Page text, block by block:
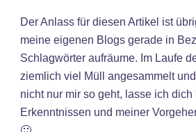
Der Anlass für diesen Artikel ist
meine eigenen Blogs gerade in
Schlagwörter aufräume. Im Laufe
ziemlich viel Müll angesammelt
nicht nur mir so geht, lasse ich
Erkenntnissen und meiner